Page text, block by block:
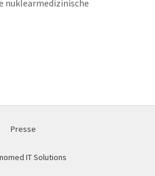
nuklearmedizinische
Presse
IT Solutions